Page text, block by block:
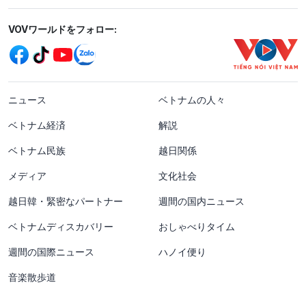
Mạng xã hội
VOVワールドをフォロー:
menu footer tiếng Nhật
ニュース ベトナムの人々
ベトナム経済 解説
ベトナム民族 越日関係
メディア 文化社会
越日韓・緊密なパートナー 週間の国内ニュース
ベトナムディスカバリー おしゃべりタイム
週間の国際ニュース ハノイ便り
音楽散歩道